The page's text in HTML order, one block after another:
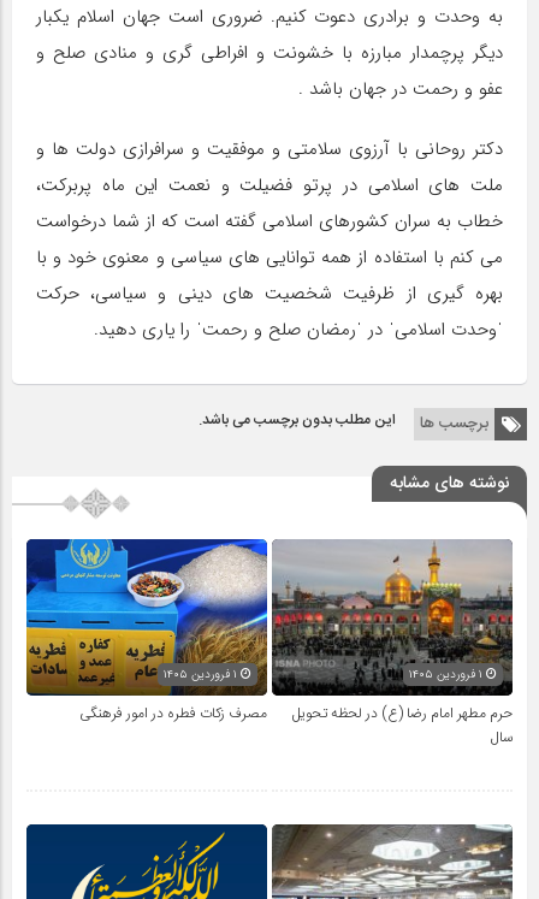
به وحدت و برادری دعوت کنیم. ضروری است جهان اسلام یکبار
دیگر پرچمدار مبارزه با خشونت و افراطی گری و منادی صلح و
عفو و رحمت در جهان باشد .
دکتر روحانی با آرزوی سلامتی و موفقیت و سرافرازی دولت ها و
ملت های اسلامی در پرتو فضیلت و نعمت این ماه پربرکت،
خطاب به سران کشورهای اسلامی گفته است که از شما درخواست
می کنم با استفاده از همه توانایی های سیاسی و معنوی خود و با
بهره گیری از ظرفیت شخصیت های دینی و سیاسی، حرکت
ˈوحدت اسلامیˈ در ˈرمضان صلح و رحمتˈ را یاری دهید.
برچسب ها این مطلب بدون برچسب می باشد.
نوشته های مشابه
حرم مطهر امام رضا (ع) در لحظه تحویل
سال
مصرف زکات فطره در امور فرهنگی